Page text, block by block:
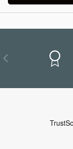
Vorherige